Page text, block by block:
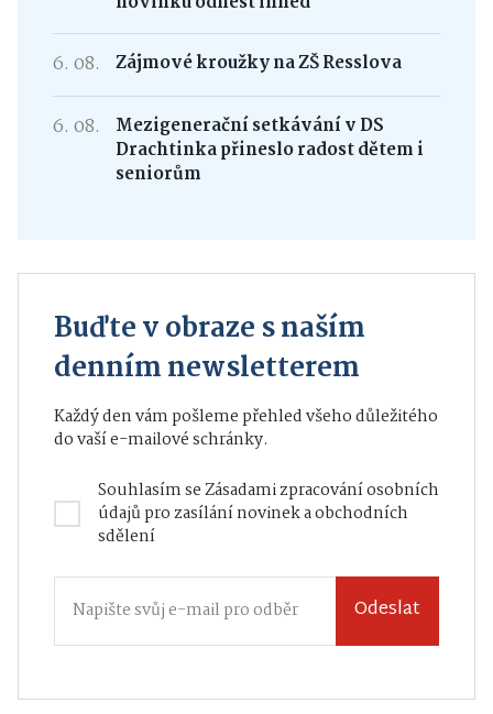
6. 08. Zájmové kroužky na ZŠ Resslova
6. 08.
Mezigenerační setkávání v DS
Drachtinka přineslo radost dětem i
seniorům
Buďte v obraze s naším
denním newsletterem
Každý den vám pošleme přehled všeho důležitého
do vaší e-mailové schránky.
Souhlasím seZásadami zpracování osobních
údajůpro zasílání novinek a obchodních
sdělení
Odeslat